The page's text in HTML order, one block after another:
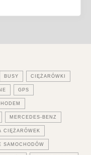
BUSY CIĘŻARÓWKI
GPS
MERCEDES-BENZ
CIĘŻARÓWEK
SAMOCHODÓW